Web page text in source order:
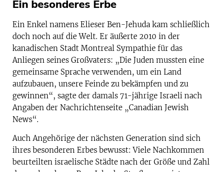
Ein besonderes Erbe
Ein Enkel namens Elieser Ben-Jehuda kam schließlich
doch noch auf die Welt. Er äußerte 2010 in der
kanadischen Stadt Montreal Sympathie für das
Anliegen seines Großvaters: „Die Juden mussten eine
gemeinsame Sprache verwenden, um ein Land
aufzubauen, unsere Feinde zu bekämpfen und zu
gewinnen“, sagte der damals 71-jährige Israeli nach
Angaben der Nachrichtenseite „Canadian Jewish
News“.
Auch Angehörige der nächsten Generation sind sich
ihres besonderen Erbes bewusst: Viele Nachkommen
beurteilten israelische Städte nach der Größe und Zahl